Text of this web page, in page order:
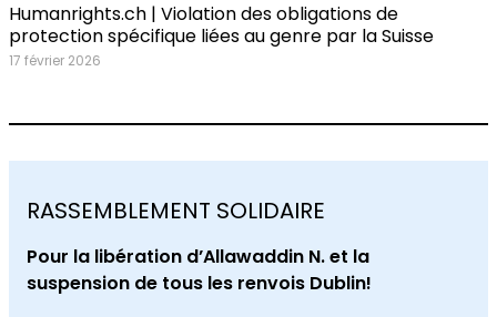
Humanrights.ch | Violation des obligations de
protection spécifique liées au genre par la Suisse
17 février 2026
RASSEMBLEMENT SOLIDAIRE
Pour la libération d’Allawaddin N. et la
suspension de tous les renvois Dublin!